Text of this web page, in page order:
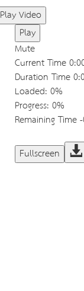
Play Video
Play
Mute
Current Time
Duration Time
Loaded: 0%
Progress: 0%
Remaining Time
Fullscreen